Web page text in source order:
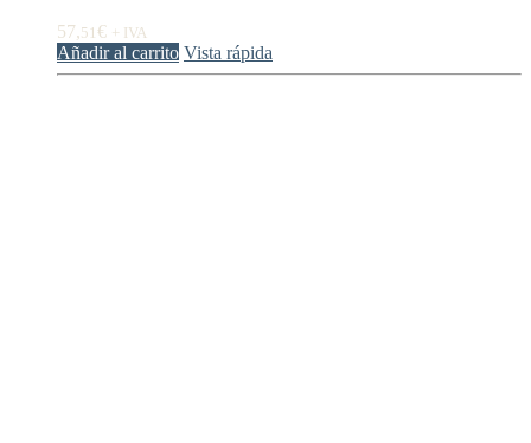
57,51 € + IVA
Añadir al carrito Vista rápida